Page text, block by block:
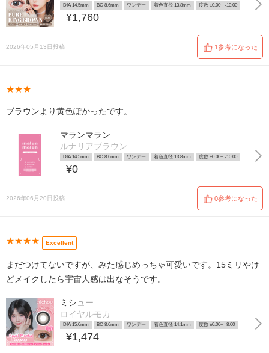
DIA 14.5mm BC 8.6mm ワンデー 着色直径 13.8mm 度数 ±0.00~ -10.00
¥1,760
2026年05月13日投稿 1参考になった
★★★
ブラウンより黄色ぽかったです。
マランマラン
ルナリアブラウン
DIA 14.5mm BC 8.6mm ワンデー 着色直径 13.8mm 度数 ±0.00~ -10.00
¥0
2026年06月20日投稿 0参考になった
★★★★ Excellent
まだつけてないですが、みた感じめっちゃ可愛いです。15ミリやけ
どメイクしたら宇宙人感は出なそうです。
ミシュー
ロイヤルモカ
DIA 15.0mm BC 8.6mm ワンデー 着色直径 14.1mm 度数 ±0.00~ -8.00
¥1,474